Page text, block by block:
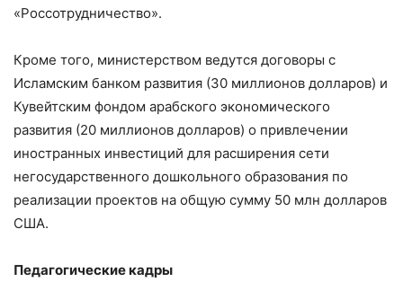
«Россотрудничество».
Кроме того, министерством ведутся договоры с
Исламским банком развития (30 миллионов долларов) и
Кувейтским фондом арабского экономического
развития (20 миллионов долларов) о привлечении
иностранных инвестиций для расширения сети
негосударственного дошкольного образования по
реализации проектов на общую сумму 50 млн долларов
США.
Педагогические кадры